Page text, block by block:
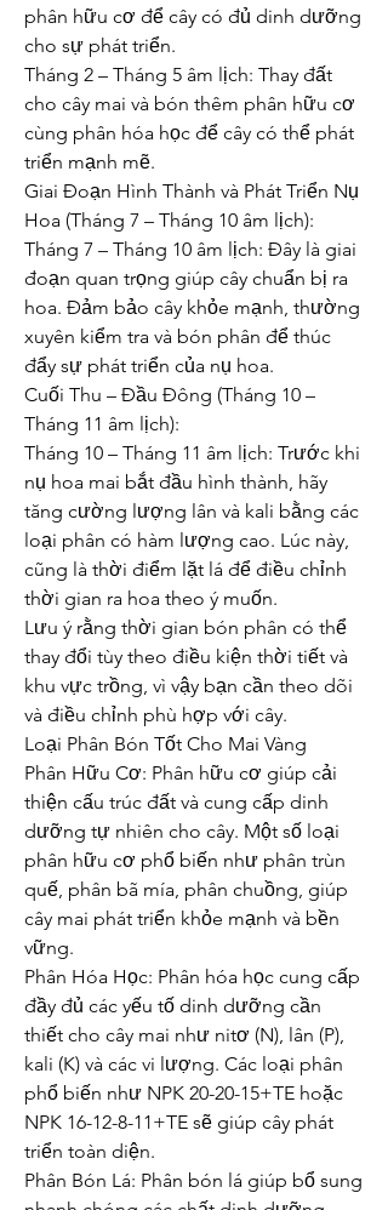
phân hữu cơ để cây có đủ dinh dưỡng
cho sự phát triển.
Tháng 2 – Tháng 5 âm lịch: Thay đất
cho cây mai và bón thêm phân hữu cơ
cùng phân hóa học để cây có thể phát
triển mạnh mẽ.
Giai Đoạn Hình Thành và Phát Triển Nụ
Hoa (Tháng 7 – Tháng 10 âm lịch):
Tháng 7 – Tháng 10 âm lịch: Đây là giai
đoạn quan trọng giúp cây chuẩn bị ra
hoa. Đảm bảo cây khỏe mạnh, thường
xuyên kiểm tra và bón phân để thúc
đẩy sự phát triển của nụ hoa.
Cuối Thu – Đầu Đông (Tháng 10 –
Tháng 11 âm lịch):
Tháng 10 – Tháng 11 âm lịch: Trước khi
nụ hoa mai bắt đầu hình thành, hãy
tăng cường lượng lân và kali bằng các
loại phân có hàm lượng cao. Lúc này,
cũng là thời điểm lặt lá để điều chỉnh
thời gian ra hoa theo ý muốn.
Lưu ý rằng thời gian bón phân có thể
thay đổi tùy theo điều kiện thời tiết và
khu vực trồng, vì vậy bạn cần theo dõi
và điều chỉnh phù hợp với cây.
Loại Phân Bón Tốt Cho Mai Vàng
Phân Hữu Cơ: Phân hữu cơ giúp cải
thiện cấu trúc đất và cung cấp dinh
dưỡng tự nhiên cho cây. Một số loại
phân hữu cơ phổ biến như phân trùn
quế, phân bã mía, phân chuồng, giúp
cây mai phát triển khỏe mạnh và bền
vững.
Phân Hóa Học: Phân hóa học cung cấp
đầy đủ các yếu tố dinh dưỡng cần
thiết cho cây mai như nitơ (N), lân (P),
kali (K) và các vi lượng. Các loại phân
phổ biến như NPK 20-20-15+TE hoặc
NPK 16-12-8-11+TE sẽ giúp cây phát
triển toàn diện.
Phân Bón Lá: Phân bón lá giúp bổ sung